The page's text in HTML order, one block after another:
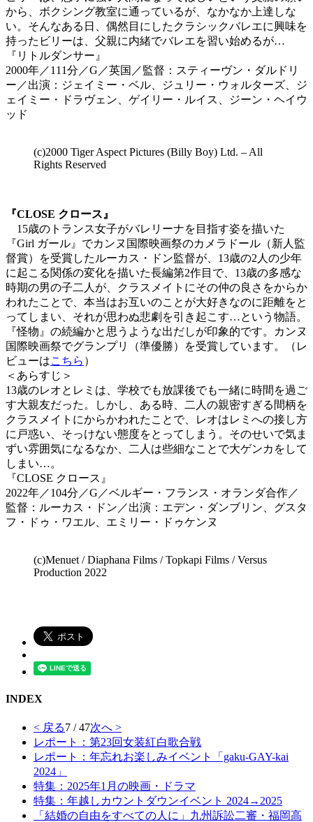
から、ボクシング教室に通っているが、なかなか上達しな
い。そんなある日、偶然目にしたクラシックバレエに興味を
持ったビリーは、父親に内緒でバレエを習い始めるが…
『リトルダンサー』
2000年／111分／G／英国／監督：スティーヴン・ダルドリ
ー／出演：ジェイミー・ベル、ジュリー・ウォルターズ、ジ
ェイミー・ドラヴェン、ゲイリー・ルイス、ジーン・ヘイウ
ッド
(c)2000 Tiger Aspect Pictures (Billy Boy) Ltd. – All
Rights Reserved
『CLOSE クロース』
15歳のトランス女子がバレリーナを目指す姿を描いた
『Girl ガール』でカンヌ国際映画祭のカメラドール（新人監
督賞）を受賞したルーカス・ドン監督が、13歳の2人の少年
に起こる関係の変化を描いた長編第2作目で、13歳の多感な
時期の男の子二人が、クラスメイトにその仲の良さをからか
われたことで、本当はお互いのことが大好きなのに距離をと
ってしまい、それが思わぬ悲劇を引き起こす…という物語。
『怪物』の続編かと思うような出だしが印象的です。カンヌ
国際映画祭でグランプリ（準優勝）を受賞しています。（レ
ビューはこちら ）
＜あらすじ＞
13歳のレオとレミは、学校でも放課後でも一緒に時間を過ご
す大親友だった。しかし、ある時、二人の親密すぎる間柄を
クラスメイトにからかわれたことで、レオはレミへの接し方
に戸惑い、そっけない態度をとってしまう。そのせいで気ま
ずい雰囲気になるなか、二人は些細なことで大ゲンカをして
しまい…。
『CLOSE クロース』
2022年／104分／G／ベルギー・フランス・オランダ合作／
監督：ルーカス・ドン／出演：エデン・ダンブリン、グスタ
フ・ドゥ・ワエル、エミリー・ドゥケンヌ
(c)Menuet / Diaphana Films / Topkapi Films / Versus
Production 2022
INDEX
< 戻る7 / 47次へ >
レポート：第23回女装紅白歌合戦
レポート：年忘れお楽しみイベント「gaku-GAY-kai
2024」
特集：2025年1月の映画・ドラマ
特集：年越しカウントダウンイベント 2024→2025
「結婚の自由をすべての人に」九州訴訟二審・福岡高